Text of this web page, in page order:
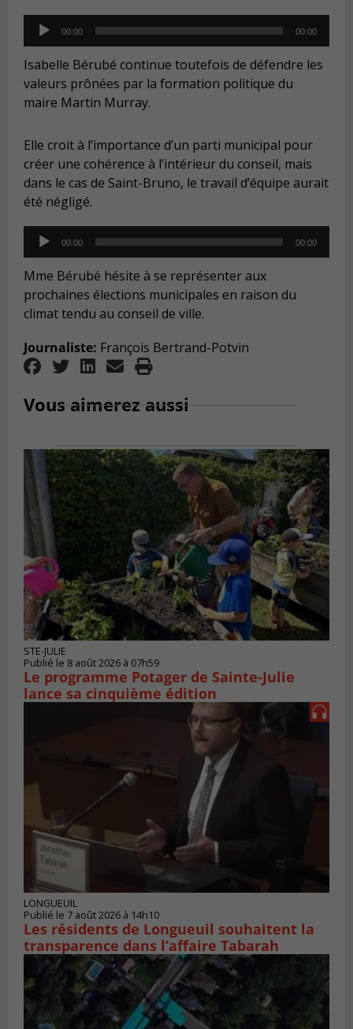
Audio
Player
00:00 00:00
Isabelle Bérubé continue toutefois de défendre les
valeurs prônées par la formation politique du
maire Martin Murray.
Elle croit à l’importance d’un parti municipal pour
créer une cohérence à l’intérieur du conseil, mais
dans le cas de Saint-Bruno, le travail d’équipe aurait
été négligé.
Audio
Player
00:00 00:00
Mme Bérubé hésite à se représenter aux
prochaines élections municipales en raison du
climat tendu au conseil de ville.
Journaliste: François Bertrand-Potvin
Vous aimerez aussi
STE-JULIE
Publié le 8 août 2026 à 07h59
Le programme Potager de Sainte-Julie
lance sa cinquième édition
LONGUEUIL
Publié le 7 août 2026 à 14h10
Les résidents de Longueuil souhaitent la
transparence dans l’affaire Tabarah